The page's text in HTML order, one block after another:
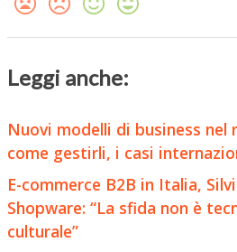
Leggi anche:
Nuovi modelli di business nel
come gestirli, i casi
E-commerce B2B in Italia,
Shopware: “La sfida non è
culturale”